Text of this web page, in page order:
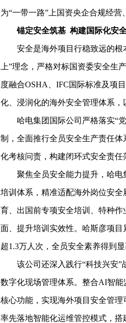
为“一带一路”上国资央企合规经营
锚定安全筑基 构建国际化安
安全是海外项目行稳致远的
上”理念，严格对标国资委安全生
度融合OSHA、IFC国际标准及项
化、浸润化的海外安全管理体系，
哈电集团国际公司严格落实“
制，全面推行全员安全生产责任
化考核问责，构建闭环式安全责任
聚焦全员安全能力提升，哈
培训体系，精准适配海外岗位安
育、出国前专项安全培训、特种
面、提升培训实效性。哈斯彦项
超1.3万人次，全员安全素养得到显
该公司还深入践行“科技兴安
数字化现场管理体系。整合AI智
核心功能，实现海外项目安全管
率先落地智能化运维管控模式，搭